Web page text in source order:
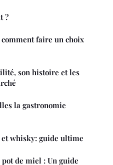
?
faire un choix
son histoire et les
la gastronomie
whisky: guide ultime
de miel : Un guide